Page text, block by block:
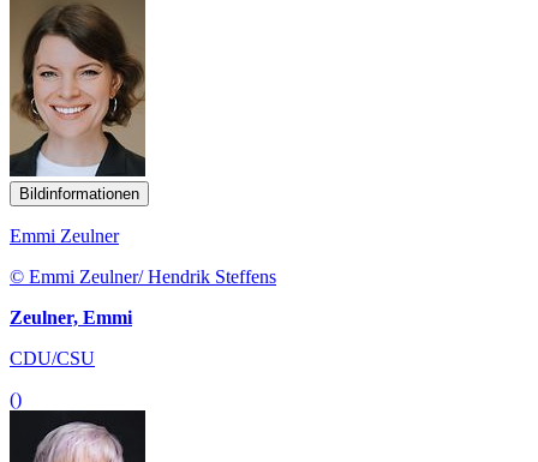
Bildinformationen
Emmi Zeulner
© Emmi Zeulner/ Hendrik Steffens
Zeulner, Emmi
CDU/CSU
()